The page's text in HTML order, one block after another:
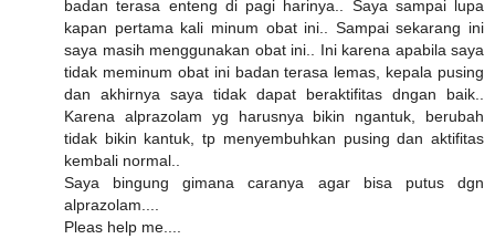
badan terasa enteng di pagi harinya.. Saya sampai lupa
kapan pertama kali minum obat ini.. Sampai sekarang ini
saya masih menggunakan obat ini.. Ini karena apabila saya
tidak meminum obat ini badan terasa lemas, kepala pusing
dan akhirnya saya tidak dapat beraktifitas dngan baik..
Karena alprazolam yg harusnya bikin ngantuk, berubah
tidak bikin kantuk, tp menyembuhkan pusing dan aktifitas
kembali normal..
Saya bingung gimana caranya agar bisa putus dgn
alprazolam....
Pleas help me....